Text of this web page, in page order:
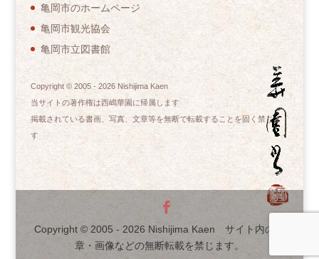
亀岡市のホームページ
亀岡市観光協会
亀岡市立図書館
Copyright © 2005 - 2026Nishijima Kaen
当サイトの著作権は西嶋華園に帰属します
掲載されている書画、写真、文章等を無断で転載することを固く禁じま
す
Copyright © 2005 - 2026 Nishijima Kaen サイト内の文
章・画像などの無断転載を禁じます。